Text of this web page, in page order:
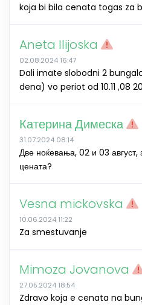
koja bi bila cenata togas za
Aneta Ilijoska
02.08.2024 16:47
Dali imate slobodni 2
dena) vo periot od 10.11 ,08
Катерина Димеска
31.07.2024 08:14
Две ноќевања, 02 и 03 август,
цената?
Vesna mickovska
10.06.2024 11:22
Za smestuvanje
Mimoza Jovanova
27.05.2024 18:54
Zdravo koja e cenata na